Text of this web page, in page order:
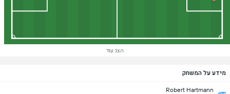
הצג עוד
מידע על המשחק
Robert Hartmann